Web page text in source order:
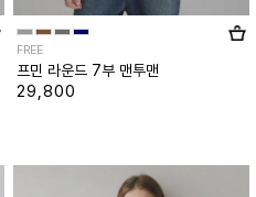
FREE
프민 라운드 7부 맨투맨
29,800